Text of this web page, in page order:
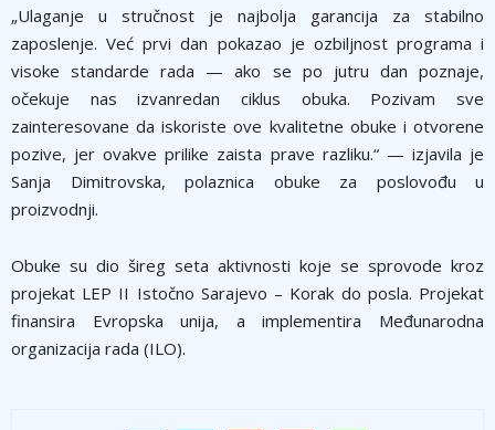
„Ulaganje u stručnost je najbolja garancija za stabilno
zaposlenje. Već prvi dan pokazao je ozbiljnost programa i
visoke standarde rada — ako se po jutru dan poznaje,
očekuje nas izvanredan ciklus obuka. Pozivam sve
zainteresovane da iskoriste ove kvalitetne obuke i otvorene
pozive, jer ovakve prilike zaista prave razliku.“ — izjavila je
Sanja Dimitrovska, polaznica obuke za poslovođu u
proizvodnji.
Obuke su dio šireg seta aktivnosti koje se sprovode kroz
projekat LEP II Istočno Sarajevo – Korak do posla. Projekat
finansira Evropska unija, a implementira Međunarodna
organizacija rada (ILO).